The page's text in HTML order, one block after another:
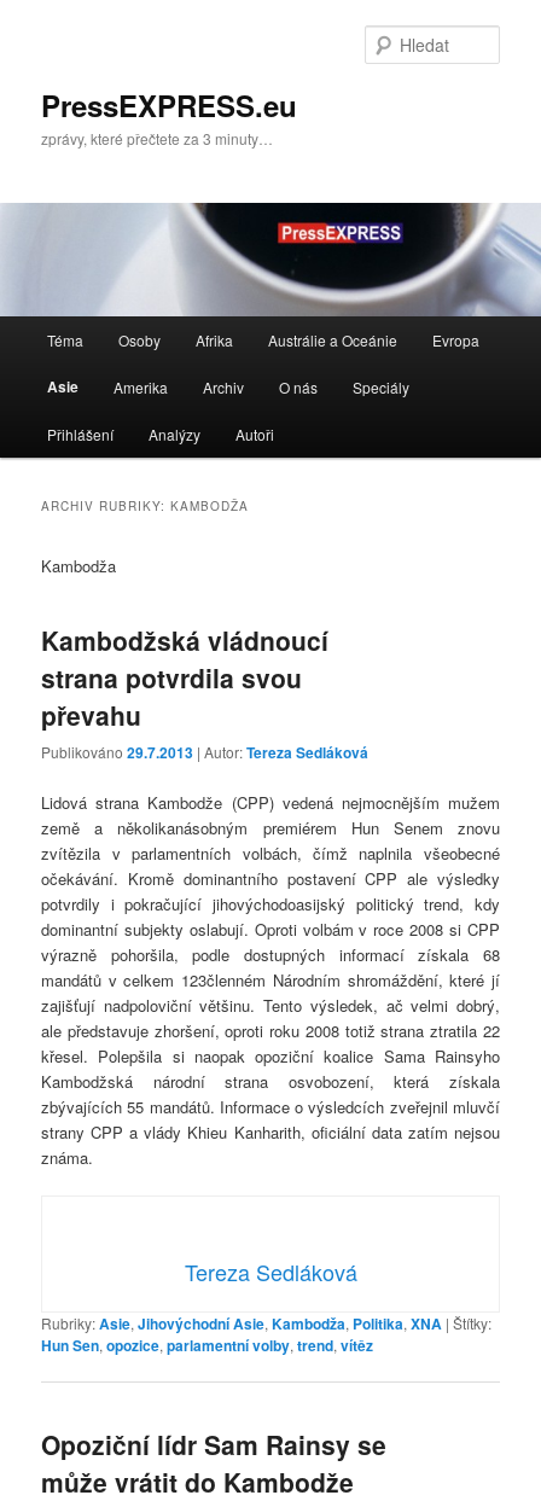
paneluPressEXPRESS.eu
zprávy, které přečtete za 3 minuty…
navigační
Téma Osoby Afrika Austrálie a Oceánie Evropa
Asie Amerika Archiv O nás Speciály
Přihlášení Analýzy Autoři
ARCHIV RUBRIKY:KAMBODŽA
Kambodža
Kambodžská vládnoucí
strana potvrdila svou
převahu
Publikováno29.7.2013 | Autor:Tereza Sedláková
Lidová strana Kambodže (CPP) vedená nejmocnějším mužem
země a několikanásobným premiérem Hun Senem znovu
zvítězila v parlamentních volbách, čímž naplnila všeobecné
očekávání. Kromě dominantního postavení CPP ale výsledky
potvrdily i pokračující jihovýchodoasijský politický trend, kdy
dominantní subjekty oslabují. Oproti volbám v roce 2008 si CPP
výrazně pohoršila, podle dostupných informací získala 68
mandátů v celkem 123členném Národním shromáždění, které jí
zajišťují nadpoloviční většinu. Tento výsledek, ač velmi dobrý,
ale představuje zhoršení, oproti roku 2008 totiž strana ztratila 22
křesel. Polepšila si naopak opoziční koalice Sama Rainsyho
Kambodžská národní strana osvobození, která získala
zbývajících 55 mandátů. Informace o výsledcích zveřejnil mluvčí
strany CPP a vlády Khieu Kanharith, oficiální data zatím nejsou
známa.
Tereza Sedláková
Rubriky:Asie,Jihovýchodní Asie,Kambodža, Politika,XNA |Štítky:
Hun Sen,opozice,parlamentní volby,trend,vítěz
Opoziční lídr Sam Rainsy se
může vrátit do Kambodže